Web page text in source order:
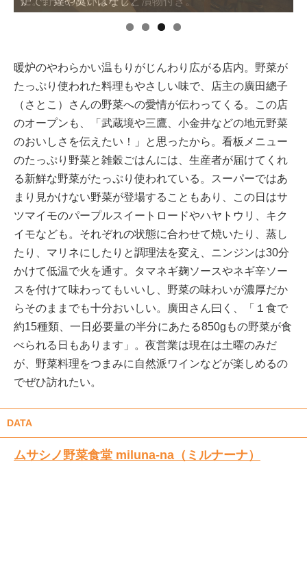
暖炉のやわらかい温もりがじんわり広がる店内。野菜が
たっぷり使われた料理もやさしい味で、店主の廣田總子
（さとこ）さんの野菜への愛情が伝わってくる。この店
のオープンも、「武蔵境や三鷹、小金井などの地元野菜
のおいしさを伝えたい！」と思ったから。看板メニュー
のたっぷり野菜と雑穀ごはんには、生産者が届けてくれ
る新鮮な野菜がたっぷり使われている。スーパーではあ
まり見かけない野菜が登場することもあり、この日はサ
ツマイモのパープルスイートロードやハヤトウリ、キク
イモなども。それぞれの状態に合わせて焼いたり、蒸し
たり、マリネにしたりと調理法を変え、ニンジンは30分
かけて低温で火を通す。タマネギ麹ソースやネギ辛ソー
スを付けて味わってもいいし、野菜の味わいが濃厚だか
らそのままでも十分おいしい。廣田さん曰く、「１食で
約15種類、一日必要量の半分にあたる850gもの野菜が食
べられる日もあります」。夜営業は現在は土曜のみだ
が、野菜料理をつまみに自然派ワインなどが楽しめるの
でぜひ訪れたい。
DATA
ムサシノ野菜食堂 miluna-na（ミルナーナ）